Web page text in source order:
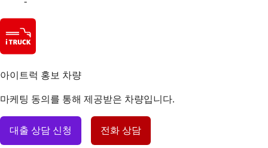
아이트럭 홍보 차량
마케팅 동의를 통해 제공받은 차량입니다.
대출 상담 신청 전화 상담